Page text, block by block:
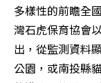
多樣性的前瞻全
灣石虎保育協會
出，從監測資料
公園，或南投縣